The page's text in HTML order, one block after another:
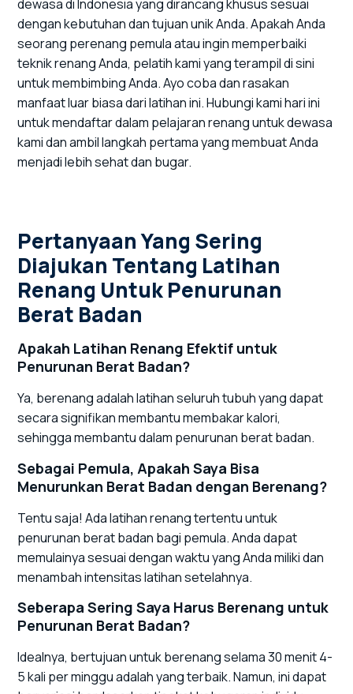
dewasa di Indonesia yang dirancang khusus sesuai
dengan kebutuhan dan tujuan unik Anda. Apakah Anda
seorang perenang pemula atau ingin memperbaiki
teknik renang Anda, pelatih kami yang terampil di sini
untuk membimbing Anda. Ayo coba dan rasakan
manfaat luar biasa dari latihan ini. Hubungi kami hari ini
untuk mendaftar dalam pelajaran renang untuk dewasa
kami dan ambil langkah pertama yang membuat Anda
menjadi lebih sehat dan bugar.
Pertanyaan Yang Sering
Diajukan Tentang Latihan
Renang Untuk Penurunan
Berat Badan
Apakah Latihan Renang Efektif untuk
Penurunan Berat Badan?
Ya, berenang adalah latihan seluruh tubuh yang dapat
secara signifikan membantu membakar kalori,
sehingga membantu dalam penurunan berat badan.
Sebagai Pemula, Apakah Saya Bisa
Menurunkan Berat Badan dengan Berenang?
Tentu saja! Ada latihan renang tertentu untuk
penurunan berat badan bagi pemula. Anda dapat
memulainya sesuai dengan waktu yang Anda miliki dan
menambah intensitas latihan setelahnya.
Seberapa Sering Saya Harus Berenang untuk
Penurunan Berat Badan?
Idealnya, bertujuan untuk berenang selama 30 menit 4-
5 kali per minggu adalah yang terbaik. Namun, ini dapat